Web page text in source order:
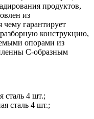
продуктов,
из
чему гарантирует
конструкцию,
опорами из
С-образным
сталь 4 шт.;
сталь 4 шт.;